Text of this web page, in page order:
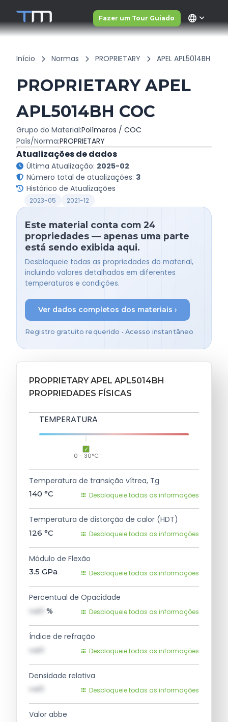
Fazer um Tour Guiado language
Início Normas PROPRIETARY APEL APL5014BH
PROPRIETARY APEL
APL5014BH COC
Grupo do Material:Polímeros / COC
País/Norma:PROPRIETARY
Atualizações de dados
Última Atualização: 2025-02
Número total de atualizações: 3
Histórico de Atualizações
2023-05 2021-12
Este material conta com 24
propriedades — apenas uma parte
está sendo exibida aqui.
Desbloqueie todas as propriedades do material,
incluindo valores detalhados em diferentes
temperaturas e condições.
Ver dados completos dos materiais ›
Registro gratuito requerido • Acesso instantâneo
PROPRIETARY APEL APL5014BH
PROPRIEDADES FÍSICAS
TEMPERATURA
0 - 30°C
Temperatura de transição vítrea, Tg
140 °C Desbloqueie todas as informações
Temperatura de distorção de calor (HDT)
126 °C Desbloqueie todas as informações
Módulo de Flexão
3.5 GPa Desbloqueie todas as informações
Percentual de Opacidade
val1 % Desbloqueie todas as informações
Índice de refração
val1 Desbloqueie todas as informações
Densidade relativa
val1 Desbloqueie todas as informações
Valor abbe